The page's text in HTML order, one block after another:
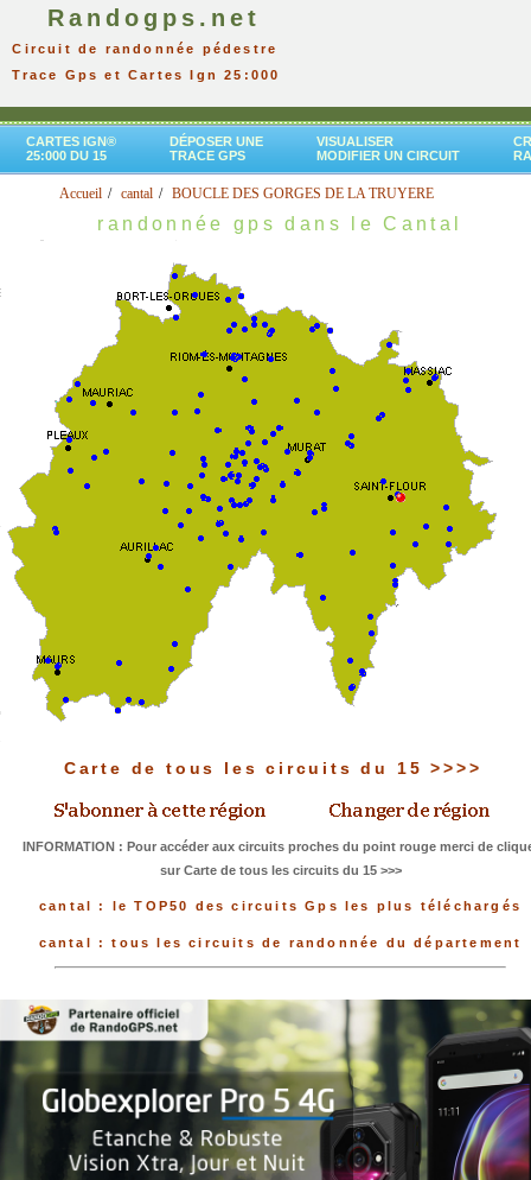
Randogps.net
Circuit de randonnée pédestre
Trace Gps et Cartes Ign 25:000
CARTES IGN®
25:000 DU 15
DÉPOSER UNE
TRACE GPS
VISUALISER
MODIFIER UN CIRCUIT
Accueil cantal BOUCLE DES GORGES DE LA TRUYERE
randonnée gps dans le Cantal
Carte de tous les circuits du 15 >>>>
INFORMATION : Pour accéder aux circuits proches du point rouge merci de
sur Carte de tous les circuits du 15 >>>
cantal : le TOP50 des circuits Gps les plus téléchargés
cantal : tous les circuits de randonnée du département